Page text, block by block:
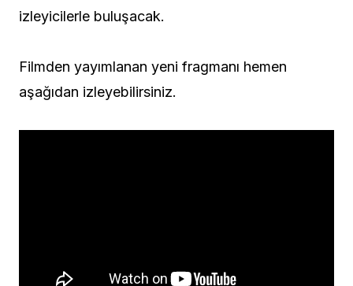
izleyicilerle buluşacak.
Filmden yayımlanan yeni fragmanı hemen
aşağıdan izleyebilirsiniz.